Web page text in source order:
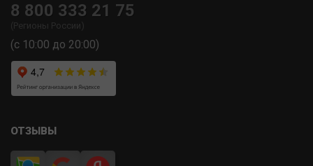
8 800 333 21 75
(Регионы России)
(с 10:00 до 20:00)
ОТЗЫВЫ